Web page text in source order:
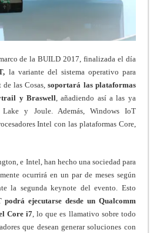
de la BUILD 2017, finalizada el día
la variante del sistema operativo para
de las Cosas,soportará las plataformas
y Braswell , añadiendo así a las ya
y Joule. Además, Windows IoT
Intel con las plataformas Core,
e Intel, han hecho una sociedad para
ocurrirá en un par de meses según
la segunda keynote del evento. Esto
ejecutarse desde un Qualcomm
Core i7 , lo que es llamativo sobre todo
que desean generar soluciones con